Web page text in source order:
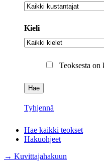
Kustantaja
Kieli
Kieli
Teoksesta on
Tyhjennä
Hae kaikki teokset
Hakuohjeet
→ Kuvittajahakuun